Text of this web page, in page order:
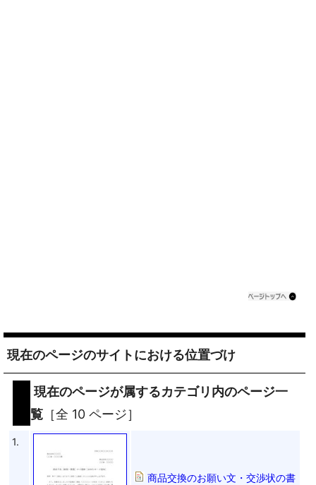
現在のページのサイトにおける位置づけ
現在のページが属するカテゴリ内のページ一
覧 ［全 10 ページ］
1.
商品交換のお願い文・交渉状の書